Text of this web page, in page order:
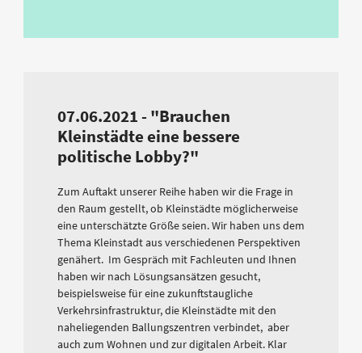
07.06.2021 - "Brauchen
Kleinstädte eine bessere
politische Lobby?"
Zum Auftakt unserer Reihe haben wir die Frage in
den Raum gestellt, ob Kleinstädte möglicherweise
eine unterschätzte Größe seien. Wir haben uns dem
Thema Kleinstadt aus verschiedenen Perspektiven
genähert. Im Gespräch mit Fachleuten und Ihnen
haben wir nach Lösungsansätzen gesucht,
beispielsweise für eine zukunftstaugliche
Verkehrsinfrastruktur, die Kleinstädte mit den
naheliegenden Ballungszentren verbindet, aber
auch zum Wohnen und zur digitalen Arbeit. Klar